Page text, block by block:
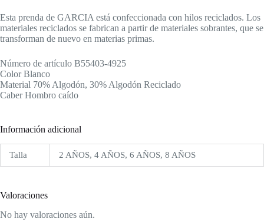
Esta prenda de GARCIA está confeccionada con hilos reciclados. Los
materiales reciclados se fabrican a partir de materiales sobrantes, que se
transforman de nuevo en materias primas.
Número de artículo B55403-4925
Color Blanco
Material 70% Algodón, 30% Algodón Reciclado
Caber Hombro caído
Información adicional
Talla 2 AÑOS, 4 AÑOS, 6 AÑOS, 8 AÑOS
Valoraciones
No hay valoraciones aún.